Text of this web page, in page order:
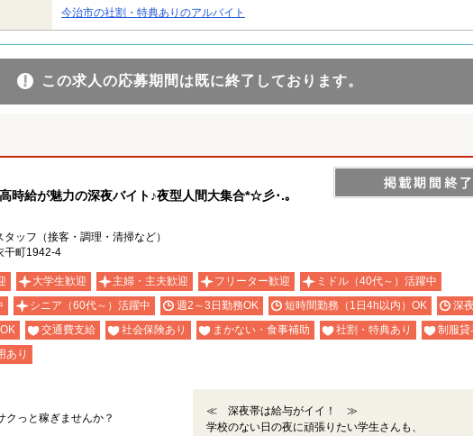
今治市の社割・特典ありのアルバイト
この求人の応募期間は既に終了しております。
時給が魅力の深夜バイト♪夜型人間大集合*☆彡･.｡
ッフ（接客・調理・清掃など）
干町1942-4
大学生歓迎 主婦・主夫歓迎 フリーター歓迎
ミドル（40代～）活躍中
シニア（60代～）活躍中 週2～3日勤務OK 短時間勤務（1日4h以内）OK
深
交通費支給 社会保険あり まかない・食事補助 社割・特典あり
制服貸
あり
クっと稼ぎませんか？
≪ 深夜帯は給与がイイ！ ≫
学校のない日の夜に頑張りたい学生さんも、